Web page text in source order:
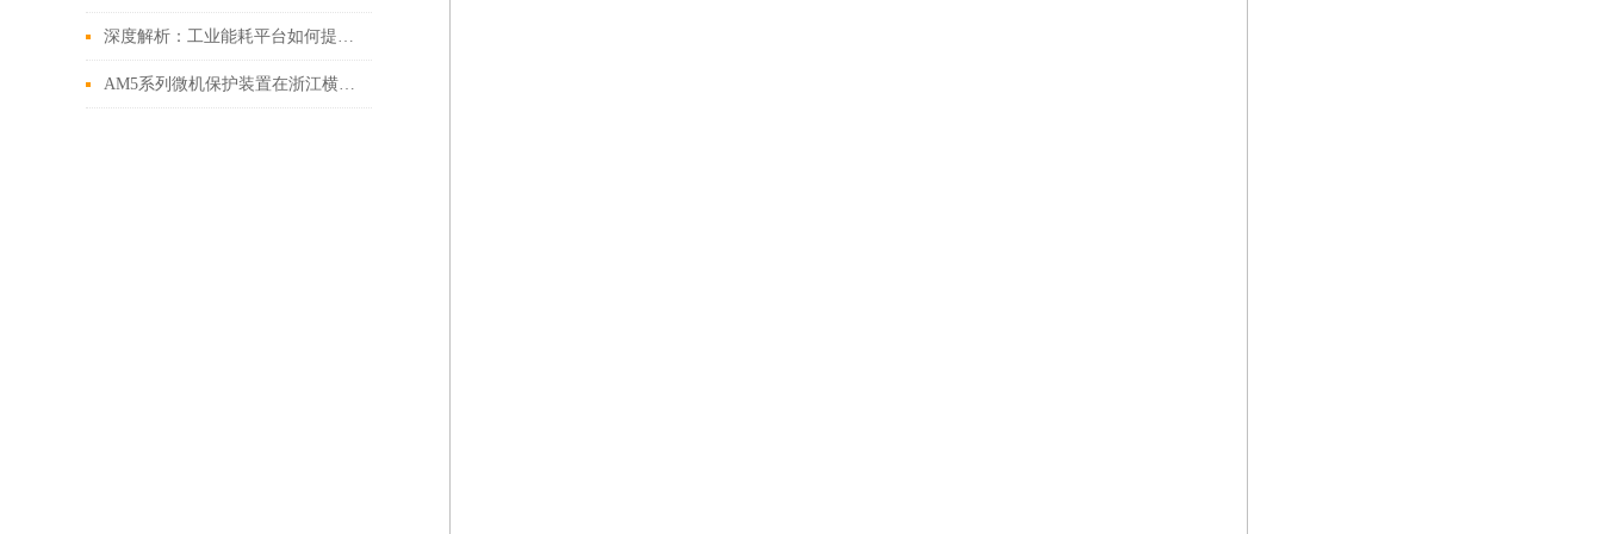
深度解析：工业能耗平台如何提升能效管理水平
AM5系列微机保护装置在浙江横店影视产业园配电工程中的应用